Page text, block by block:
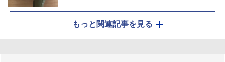
もっと関連記事を見る